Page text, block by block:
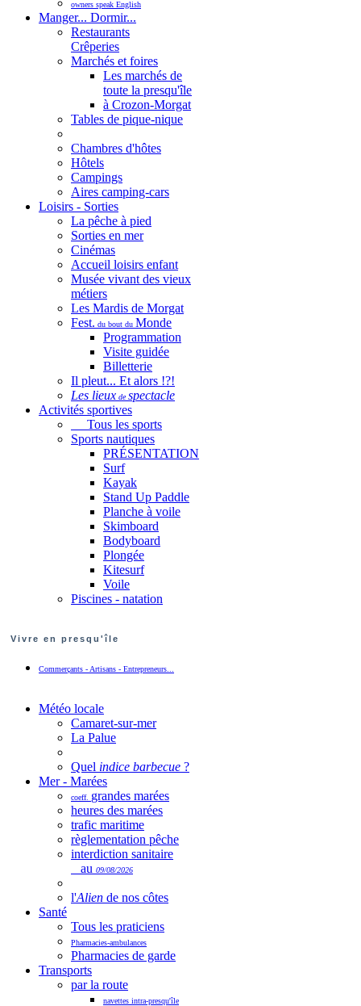
owners speak English
Manger... Dormir...
Restaurants
Crêperies
Marchés et foires
Les marchés de
toute la presqu'île
à Crozon-Morgat
Tables de pique-nique
Chambres d'hôtes
Hôtels
Campings
Aires camping-cars
Loisirs - Sorties
La pêche à pied
Sorties en mer
Cinémas
Accueil loisirs enfant
Musée vivant des vieux
métiers
Les Mardis de Morgat
Fest. du bout du Monde
Programmation
Visite guidée
Billetterie
Il pleut... Et alors !?!
Les lieux despectacle
Activités sportives
Tous les sports
Sports nautiques
PRÉSENTATION
Surf
Kayak
Stand Up Paddle
Planche à voile
Skimboard
Bodyboard
Plongée
Kitesurf
Voile
Piscines - natation
Vivre en presqu'île
Commerçants - Artisans - Entrepreneurs...
Météo locale
Camaret-sur-mer
La Palue
Quel indice barbecue ?
Mer - Marées
coeff. grandes marées
heures des marées
trafic maritime
règlementation pêche
interdiction sanitaire
au 09/08/2026
l'Alien de nos côtes
Santé
Tous les praticiens
Pharmacies-ambulances
Pharmacies de garde
Transports
par la route
navettes intra-presqu'île